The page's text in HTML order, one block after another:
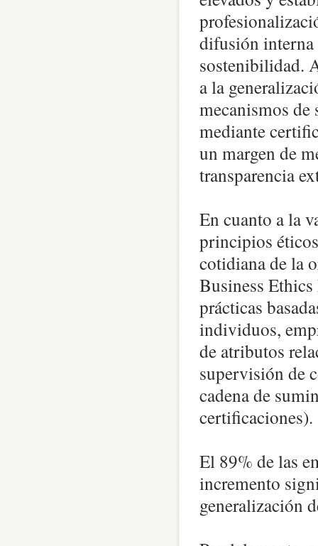
difusión interna
sostenibilidad.
a la
mecanismos
mediante
un margen de
transparencia
En cuanto a la
principios
cotidiana de la
Business
prácticas
individuos,
de atributos
supervisión de
cadena de
certificaciones).
El 89% de las
incremento
generalización